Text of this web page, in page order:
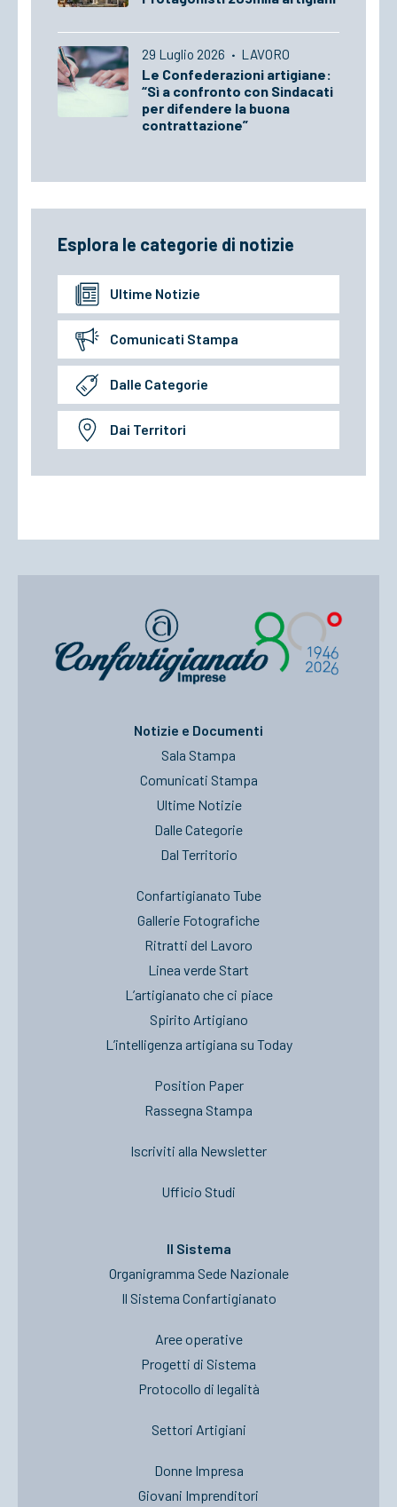
29 Luglio 2026 · LAVORO
Le Confederazioni artigiane:
“Sì a confronto con Sindacati
per difendere la buona
contrattazione”
Esplora le categorie di notizie
Ultime Notizie
Comunicati Stampa
Dalle Categorie
Dai Territori
Notizie e Documenti
Sala Stampa
Comunicati Stampa
Ultime Notizie
Dalle Categorie
Dal Territorio
Confartigianato Tube
Gallerie Fotografiche
Ritratti del Lavoro
Linea verde Start
L’artigianato che ci piace
Spirito Artigiano
L’intelligenza artigiana su Today
Position Paper
Rassegna Stampa
Iscriviti alla Newsletter
Ufficio Studi
Il Sistema
Organigramma Sede Nazionale
Il Sistema Confartigianato
Aree operative
Progetti di Sistema
Protocollo di legalità
Settori Artigiani
Donne Impresa
Giovani Imprenditori